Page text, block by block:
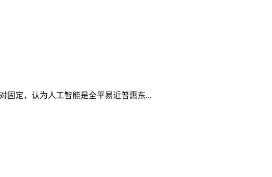
固定，认为人工智能是全平易近普惠东...